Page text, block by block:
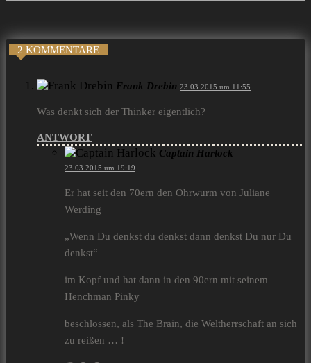
2 KOMMENTARE
Frank Drebin 23.03.2015 um 11:55
Was denkt sich der Thinker eigentlich?
ANTWORT
Captain Harlock
23.03.2015 um 19:19
Er hat seit den 70ern den Ohrwurm von Juliane
Werding
„Wenn Du denkst du denkst dann denkst Du nur Du
denkst“
im Kopf und hat dann in den 90ern mit seinem
Henchman Pinky
beschlossen, als The Brain, die Weltherrschaft an sich
zu reißen … !